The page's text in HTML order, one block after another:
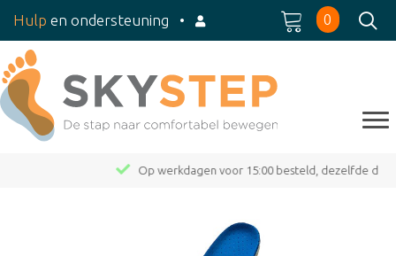
Hulp en ondersteuning • 0
Op werkdagen voor 15:00 besteld, dezelfde dag verzonden